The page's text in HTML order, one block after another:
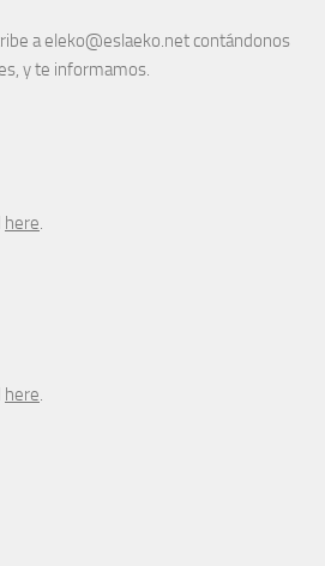
a eleko@eslaeko.net contándonos
y te informamos.
here.
here.